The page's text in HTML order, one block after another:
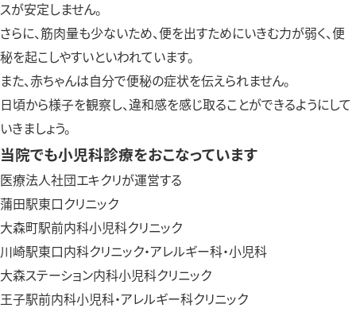
スが安定しません。
さらに、筋肉量も少ないため、便を出すためにいきむ力が弱く、便
秘を起こしやすいといわれています。
また、赤ちゃんは自分で便秘の症状を伝えられません。
日頃から様子を観察し、違和感を感じ取ることができるようにして
いきましょう。
当院でも小児科診療をおこなっています
医療法人社団エキクリが運営する
蒲田駅東口クリニック
大森町駅前内科小児科クリニック
川崎駅東口内科クリニック・アレルギー科・小児科
大森ステーション内科小児科クリニック
王子駅前内科小児科・アレルギー科クリニック